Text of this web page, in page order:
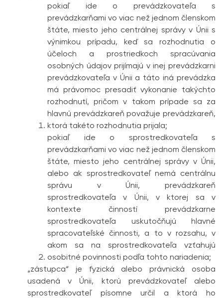
pokiaľ ide o prevádzkovateľa s
prevádzkarňami vo viac než jednom členskom
štáte, miesto jeho centrálnej správy v Únii s
výnimkou prípadu, keď sa rozhodnutia o
účeloch a prostriedkoch spracúvania
osobných údajov prijímajú v inej prevádzkarni
prevádzkovateľa v Únii a táto iná prevádzka
má právomoc presadiť vykonanie takýchto
rozhodnutí, pričom v takom prípade sa za
hlavnú prevádzkareň považuje prevádzkareň,
ktorá takéto rozhodnutia prijala;
pokiaľ ide o sprostredkovateľa s
prevádzkarňami vo viac než jednom členskom
štáte, miesto jeho centrálnej správy v Únii,
alebo ak sprostredkovateľ nemá centrálnu
správu v Únii, prevádzkareň
sprostredkovateľa v Únii, v ktorej sa v
kontexte činností prevádzkarne
sprostredkovateľa uskutočňujú hlavné
spracovateľské činnosti, a to v rozsahu, v
akom sa na sprostredkovateľa vzťahujú
osobitné povinnosti podľa tohto nariadenia;
„zástupca“ je fyzická alebo právnická osoba
usadená v Únii, ktorú prevádzkovateľ alebo
sprostredkovateľ písomne určil a ktorá ho